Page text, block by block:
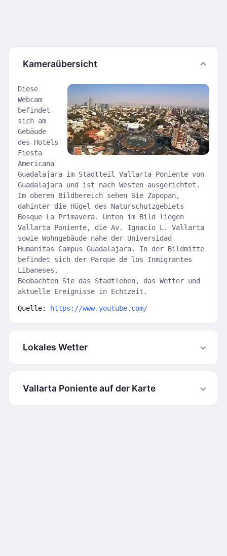
Kameraübersicht
Diese
Webcam
befindet
sich am
Gebäude
des Hotels
Fiesta
Americana
Guadalajara im Stadtteil Vallarta Poniente von
Guadalajara und ist nach Westen ausgerichtet.
Im oberen Bildbereich sehen Sie Zapopan,
dahinter die Hügel des Naturschutzgebiets
Bosque La Primavera. Unten im Bild liegen
Vallarta Poniente, die Av. Ignacio L. Vallarta
sowie Wohngebäude nahe der Universidad
Humanitas Campus Guadalajara. In der Bildmitte
befindet sich der Parque de los Inmigrantes
Libaneses.
Beobachten Sie das Stadtleben, das Wetter und
aktuelle Ereignisse in Echtzeit.
Quelle: https://www.youtube.com/
Lokales Wetter
Vallarta Poniente auf der Karte